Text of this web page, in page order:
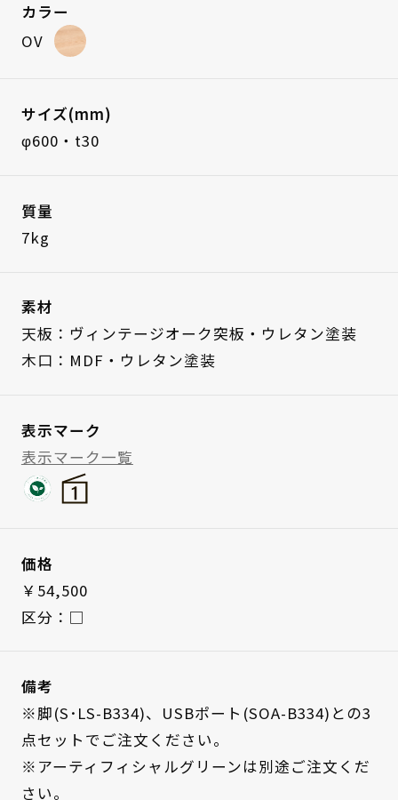
カラー
OV
サイズ(mm)
φ600・t30
質量
7kg
素材
天板：ヴィンテージオーク突板・ウレタン塗装
木口：MDF・ウレタン塗装
表示マーク
表示マーク一覧
価格
￥54,500
区分：□
備考
※脚(S･LS-B334)、USBポート(SOA-B334)との3
点セットでご注文ください。
※アーティフィシャルグリーンは別途ご注文くだ
さい。